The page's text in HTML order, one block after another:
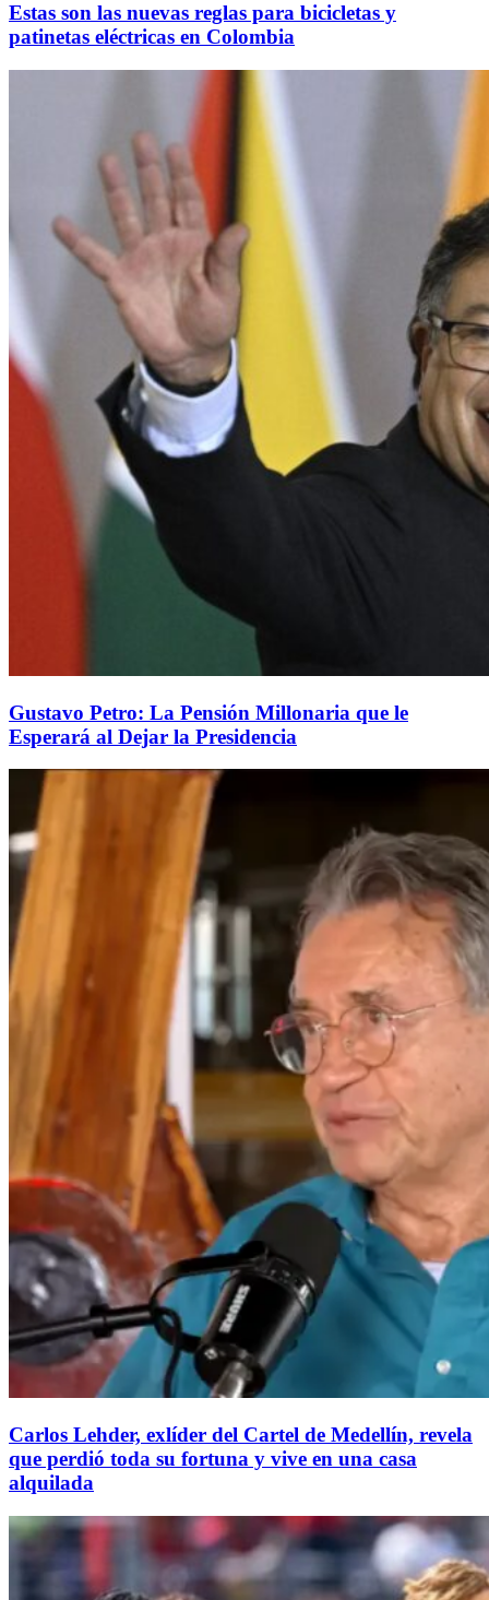
Estas son las nuevas reglas para bicicletas y
patinetas eléctricas en Colombia
Gustavo Petro: La Pensión Millonaria que le
Esperará al Dejar la Presidencia
Carlos Lehder, exlíder del Cartel de Medellín, revela
que perdió toda su fortuna y vive en una casa
alquilada